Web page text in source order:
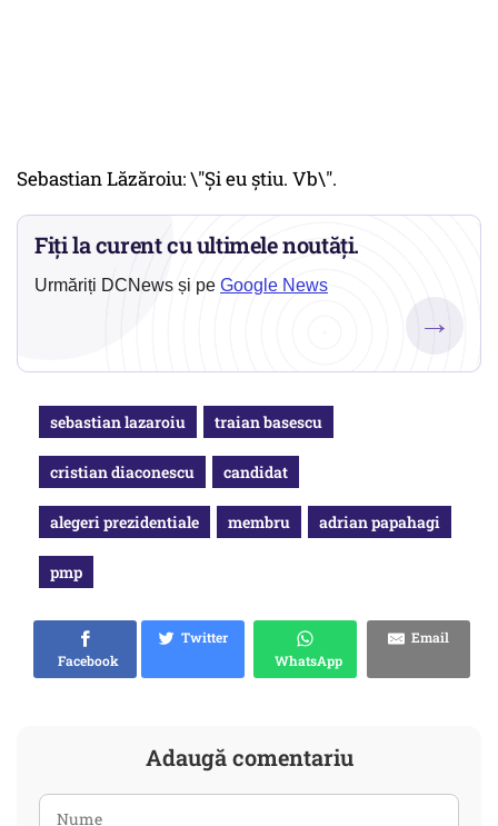
Sebastian Lăzăroiu: \"Și eu știu. Vb\".
Fiți la curent cu ultimele noutăți.
Urmăriți DCNews și pe Google News
→
sebastian lazaroiu traian basescu
cristian diaconescu candidat
alegeri prezidentiale membru adrian papahagi
pmp
Facebook
Twitter
WhatsApp
Email
Adaugă comentariu